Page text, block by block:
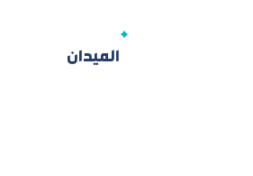
الميدان